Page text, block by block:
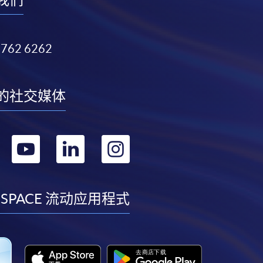
6262
社交媒体
转
youtube
转
linkedin
转
instagram
流动应用程式